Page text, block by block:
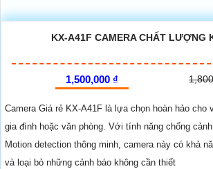
KX-A41F CAMERA CHẤT LƯỢNG
1,500,000 ₫
Camera Giá rẻ KX-A41F là lựa chọn hoàn hảo cho
gia đình hoặc văn phòng. Với tính năng chống
Motion detection thông minh, camera này có khả
và loại bỏ những cảnh báo không cần thiết